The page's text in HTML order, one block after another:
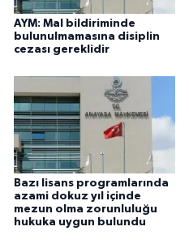
AYM: Mal bildiriminde
bulunulmamasına disiplin
cezası gereklidir
Bazı lisans programlarında
azami dokuz yıl içinde
mezun olma zorunluluğu
hukuka uygun bulundu